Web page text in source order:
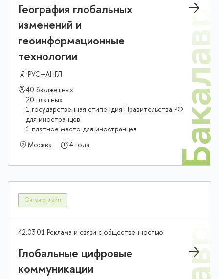
География глобальных
изменений и
геоинформационные
технологии
РУС+АНГЛ
40 бюджетных
20 платных
1 государственная стипендия Правительства РФ
для иностранцев
1 платное место для иностранцев
Москва
4 года
Очная онлайн
42.03.01 Реклама и связи с общественностью
Глобальные цифровые
коммуникации